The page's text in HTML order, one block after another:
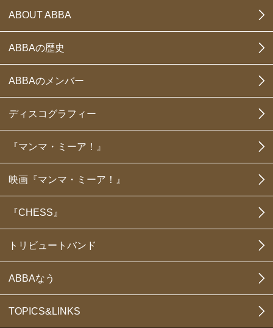
ABOUT ABBA
ABBAの歴史
ABBAのメンバー
ディスコグラフィー
『マンマ・ミーア！』
映画『マンマ・ミーア！』
『CHESS』
トリビュートバンド
ABBAなう
TOPICS&LINKS